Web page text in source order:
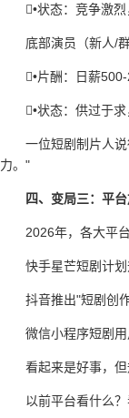
•状态：竞争激
底部演员（新人/群
•片酬：日薪
•状态：供过于
一位短剧制片人
力。"
四、变局三：平
2026年，各大平
快手星芒短剧计
抖音推出"短剧创
微信小程序短剧
看起来是好事，但
以前平台看什么